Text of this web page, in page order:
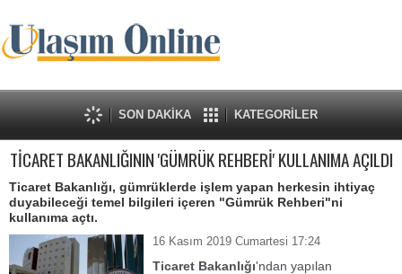
SON DAKİKA KATEGORİLER
TİCARET BAKANLIĞININ 'GÜMRÜK REHBERİ' KULLANIMA AÇILDI
Ticaret Bakanlığı, gümrüklerde işlem yapan herkesin ihtiyaç
duyabileceği temel bilgileri içeren "Gümrük Rehberi"ni
kullanıma açtı.
16 Kasım 2019 Cumartesi 17:24
Ticaret Bakanlığı'ndan yapılan